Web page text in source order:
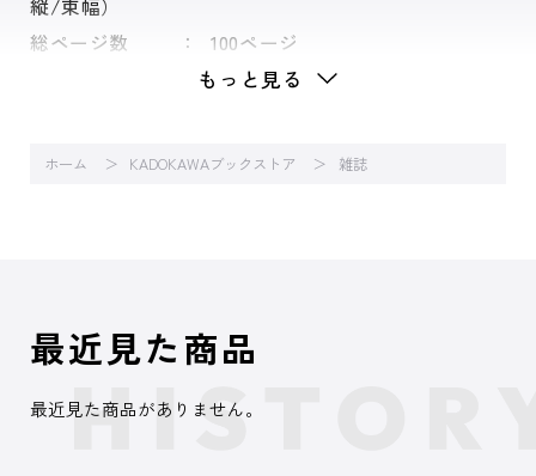
縦/束幅）
総ページ数 100ページ
もっと見る
ホーム KADOKAWAブックストア 雑誌
最近見た商品
最近見た商品がありません。